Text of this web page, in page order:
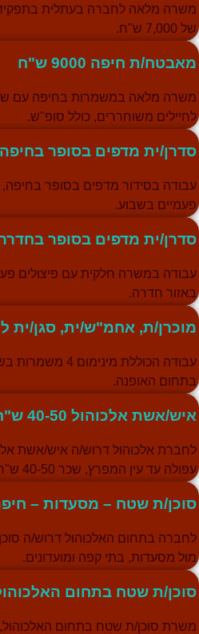
משרה מלאה לחברה בעתלית
של 7,000 ש"ח.
מאבטח/ת חיפה 9000 ש"ח
לחיילים משוחררים, כולל סופ"ש.
סדרן/ית מדפים בסופר בחיפה
עבודה בסידור מדפים בסופר
פעמיים בשבוע.
סדרן/ית מדפים בסופר
עבודה במשרה חלקית עם פיצולים
באזור חדרה.
מוכרן/ת, אחמ"ש/ית, סגן/ית
עבודה הכוללת
בתחום האופנה.
איש/אשת אלכוהול 40-50 ש"ח בקריות
לחברת אלכוהול דרוש/ה איש/אשת
עפולה עד עין המפרץ, שכר 40-50 ש"ח לשעה.
סוכן/ת שטח – מסעדות –
לחברה בתחום האלכוהול דרוש/ה
מול מסעדות, בתי קפה ומועדונים.
סוכן/ת שטח בתחום
משרת סוכן/ת שטח בתחום האלכוהול,